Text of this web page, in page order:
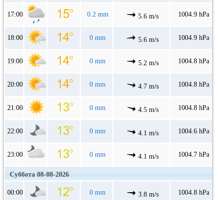
17:00 0.2 mm 5.6 m/s 1004.9 hPa
18:00 0 mm 5.6 m/s 1004.9 hPa
19:00 0 mm 5.2 m/s 1004.8 hPa
20:00 0 mm 4.7 m/s 1004.8 hPa
21:00 0 mm 4.5 m/s 1004.8 hPa
22:00 0 mm 4.1 m/s 1004.6 hPa
23:00 0 mm 4.1 m/s 1004.7 hPa
Суббота 08-08-2026
00:00 0 mm 3.8 m/s 1004.8 hPa